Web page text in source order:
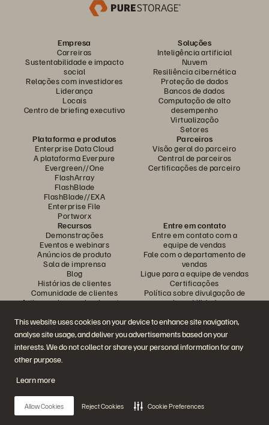
This website uses cookies on your device to enhance site navigation,
analyse site usage, and deliver you advertisements based on your
interests. We do not collect or share your personal information for any
other purpose.
Learn more
Allow Cookies Reject Cookies Cookie Preferences
Empresa
Carreiras
Sustentabilidade e impacto
social
Relações com investidores
Liderança
Locais
Centro de briefing executivo
Soluções
Inteligência artificial
Nuvem
Resiliência cibernética
Proteção de dados
Bancos de dados
Computação de alto
desempenho
Virtualização
Setores
Plataforma e produtos
Enterprise Data Cloud
A plataforma Everpure
Evergreen//One
FlashArray
FlashBlade
FlashBlade//EXA
Enterprise File
Portworx
Parceiros
Visão geral do parceiro
Central de parceiros
Certificações de parceiro
Recursos
Demonstrações
Eventos e webinars
Anúncios de produto
Sala de imprensa
Blog
Histórias de clientes
Comunidade de clientes
Artigos sobre conhecimentos
Entre em contato
Entre em contato com a
equipe de vendas
Fale com o departamento de
vendas
Ligue para a equipe de vendas
Certificações
Política sobre divulgação de
vulnerabilidades
Participe da conversa
Siga todas as redes sociais da Everpure
© 2026 Everpure, Inc. Todos os direitos reservados.
Privacidade
Termos do siteQuestões legaisCentral de confiabilidade